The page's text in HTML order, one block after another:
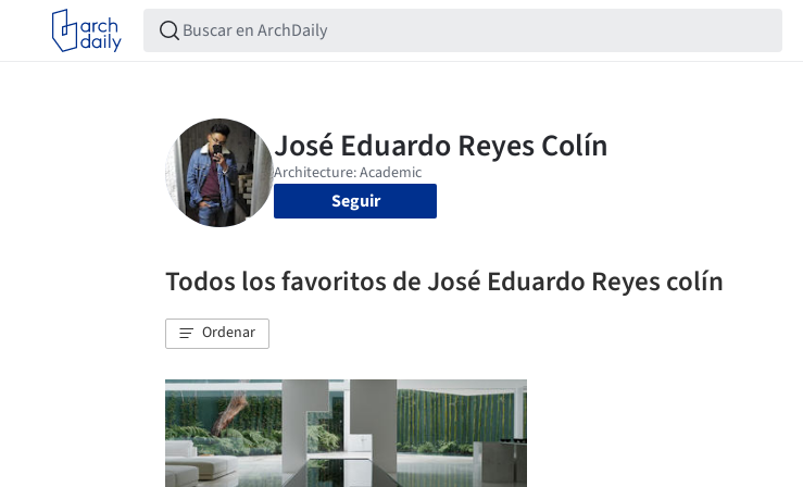
Seguir
Todos los favoritos de José Eduardo Reyes colín
Ordenar